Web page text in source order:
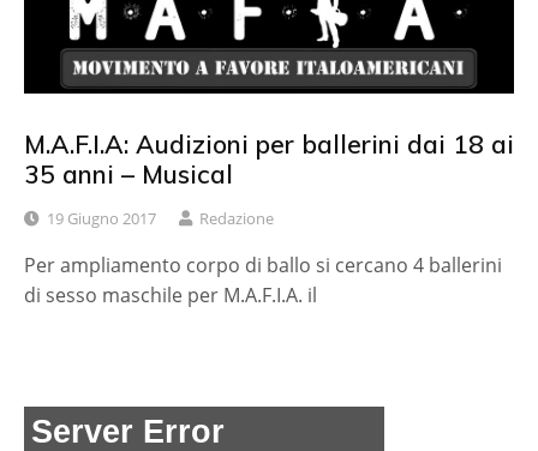
M.A.F.I.A: Audizioni per ballerini dai 18 ai
35 anni – Musical
19 Giugno 2017 Redazione
Per ampliamento corpo di ballo si cercano 4 ballerini
di sesso maschile per M.A.F.I.A. il